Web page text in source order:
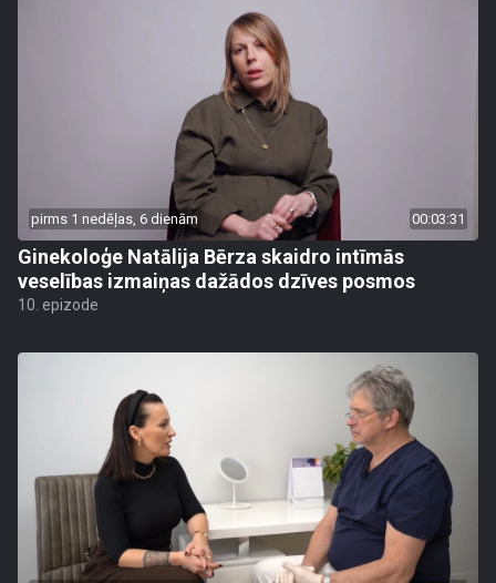
pirms 1 nedēļas, 6 dienām 00:03:31
Ginekoloģe Natālija Bērza skaidro intīmās
veselības izmaiņas dažādos dzīves posmos
10. epizode